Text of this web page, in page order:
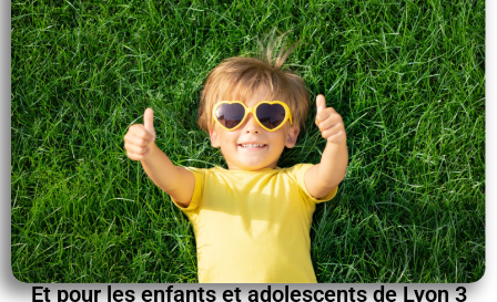
Et pour les enfants et adolescents de Lyon 3